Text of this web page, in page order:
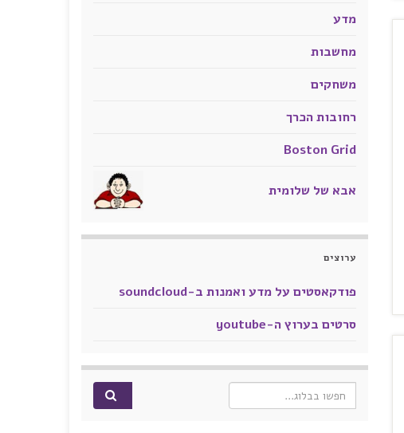
מדע
מחשבות
משחקים
רחובות הכרך
Boston Grid
אבא של שלומית
ערוצים
פודקאסטים על מדע ואמנות ב-soundcloud
סרטים בערוץ ה-youtube
Search for: